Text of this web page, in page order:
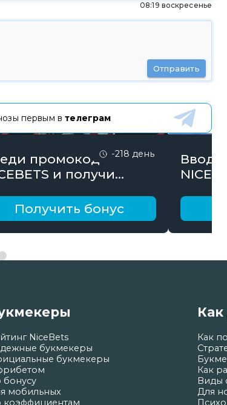
08:19 воскресенье
Отправить
первым втелеграм
-218 день
промокод
и получи
Получить бонус
Вводи
NiceBets
букмекеры
букмекеры
бонусу
мобильных
коэффициентам
Как
Как
Как
Виды
Для